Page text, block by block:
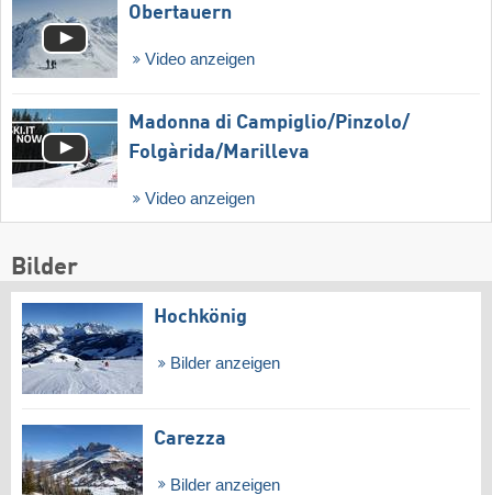
Obertauern
Video anzeigen
Madonna di Campiglio/​Pinzolo/​
Folgàrida/​Marilleva
Video anzeigen
Bilder
Hochkönig
Bilder anzeigen
Carezza
Bilder anzeigen